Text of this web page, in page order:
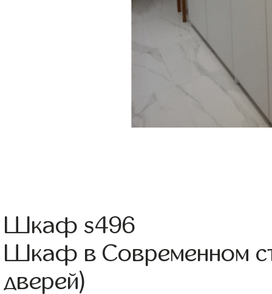
Шкаф s496
Шкаф в Современном
дверей)